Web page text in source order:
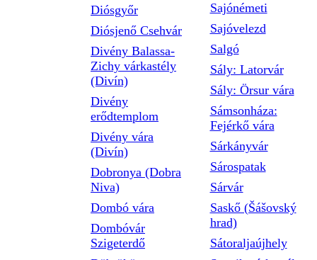
Diósgyőr
Diósjenő Csehvár
Divény Balassa-
Zichy várkastély
(Divín)
Divény
erődtemplom
Divény vára
(Divín)
Dobronya (Dobra
Niva)
Dombó vára
Dombóvár
Szigeterdő
Sajónémeti
Sajóvelezd
Salgó
Sály: Latorvár
Sály: Örsur vára
Sámsonháza:
Fejérkő vára
Sárkányvár
Sárospatak
Sárvár
Saskő (Šášovský
hrad)
Sátoraljaújhely